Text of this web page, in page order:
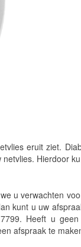
eruit ziet.
Hierdoor
u verwachten
kunt u uw
Heeft u
afspraak te